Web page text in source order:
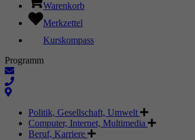
Warenkorb
Merkzettel
Kurskompass
Programm
Politik, Gesellschaft, Umwelt
Computer, Internet, Multimedia
Beruf, Karriere